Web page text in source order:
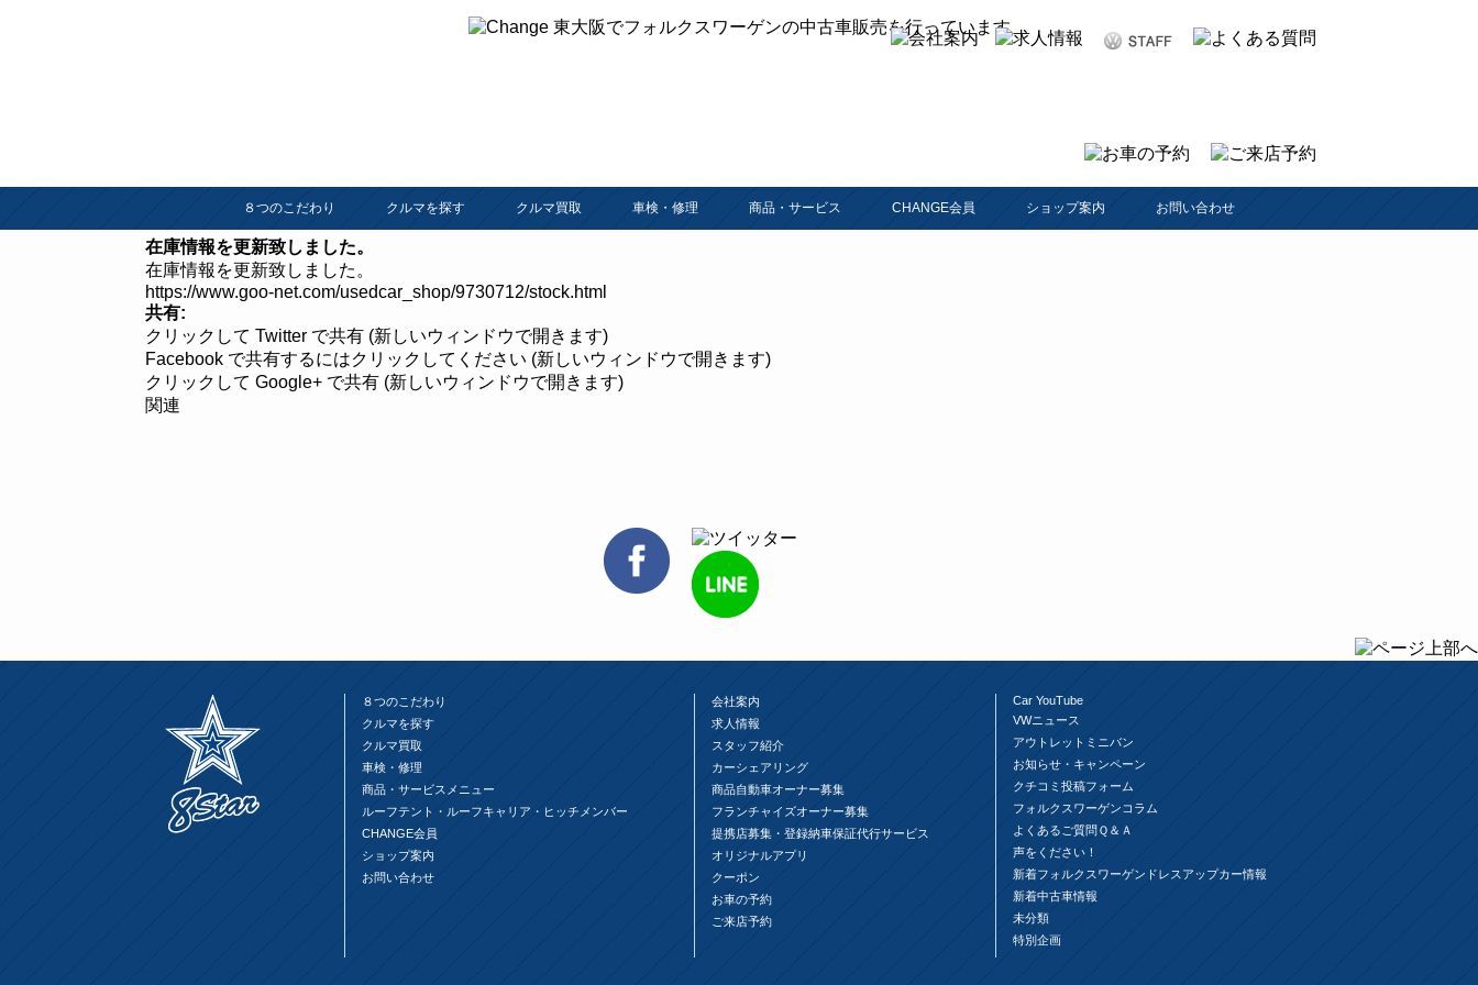
８つのこだわり クルマを探す クルマ買取 車検・修理 商品・サービス CHANGE会員 ショップ案内 お問い合わせ
在庫情報を更新致しました。
在庫情報を更新致しました。
https://www.goo-net.com/usedcar_shop/9730712/stock.html
共有:
クリックして Twitter で共有 (新しいウィンドウで開きます)
Facebook で共有するにはクリックしてください (新しいウィンドウで開きます)
クリックして Google+ で共有 (新しいウィンドウで開きます)
関連
８つのこだわり
クルマを探す
クルマ買取
車検・修理
商品・サービスメニュー
ルーフテント・ルーフキャリア・ヒッチメンバー
CHANGE会員
ショップ案内
お問い合わせ
会社案内
求人情報
スタッフ紹介
カーシェアリング
商品自動車オーナー募集
フランチャイズオーナー募集
提携店募集・登録納車保証代行サービス
オリジナルアプリ
クーポン
お車の予約
ご来店予約
Car YouTube
VWニュース
アウトレットミニバン
お知らせ・キャンペーン
クチコミ投稿フォーム
フォルクスワーゲンコラム
よくあるご質問Ｑ＆Ａ
声をください！
新着フォルクスワーゲンドレスアップカー情報
新着中古車情報
未分類
特別企画